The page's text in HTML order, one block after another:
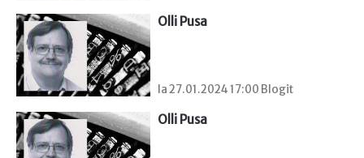
Olli Pusa
la 27.01.2024 17:00 Blogit
Olli Pusa